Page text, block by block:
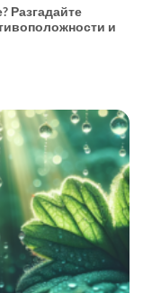
Разгадайте
и